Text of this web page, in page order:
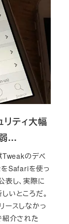
ティ大幅
…
Tweakのデベ
Safariを使っ
表し、実際に
いところだ。
ースしなかっ
紹介された